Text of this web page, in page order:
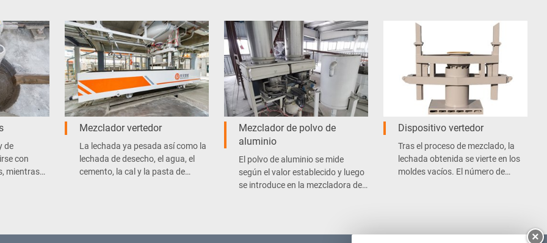
de
con
mientras
Mezclador vertedor
La lechada ya pesada así como la
lechada de desecho, el agua, el
cemento, la cal y la pasta de
Mezclador de polvo de
aluminio
El polvo de aluminio se mide
según el valor establecido y luego
se introduce en la mezcladora de
Dispositivo vertedor
Tras el proceso de mezclado, la
lechada obtenida se vierte en los
moldes vacíos. El número de
HCA limpia.
×